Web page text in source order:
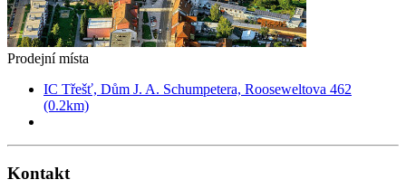
Prodejní místa
IC Třešť, Dům J. A. Schumpetera, Rooseweltova 462
(0.2km)
Kontakt